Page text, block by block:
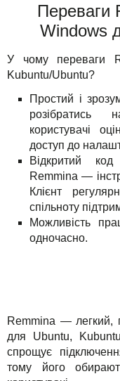
Переваги
Windows
У чому переваги
Kubuntu/Ubuntu?
Простий і
розібратись
користувачі
доступ до
Відкритий
Remmina —
Клієнт
спільноту
Можливість
одночасно.
Remmina — легкий,
для Ubuntu,
спрощує
тому його